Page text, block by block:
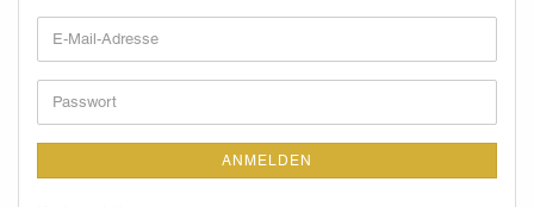
E-
Mail-
Adresse
Passwort
ANMELDEN